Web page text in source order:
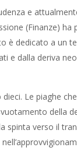
e
(Finanze) ha
è dedicato a un
e dalla deriva
Le piaghe
della
verso il